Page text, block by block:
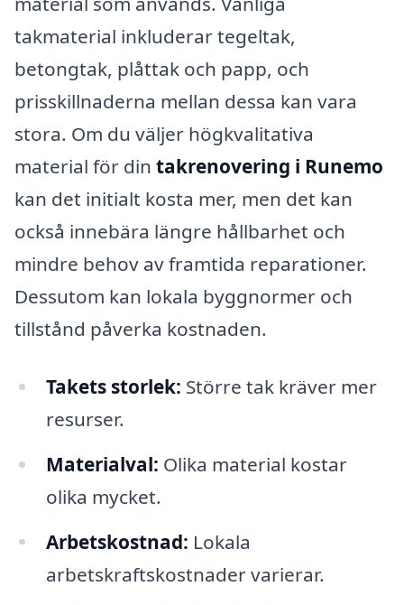
takmaterial inkluderar tegeltak,
betongtak, plåttak och papp, och
prisskillnaderna mellan dessa kan vara
stora. Om du väljer högkvalitativa
material för din takrenovering i Runemo
kan det initialt kosta mer, men det kan
också innebära längre hållbarhet och
mindre behov av framtida reparationer.
Dessutom kan lokala byggnormer och
tillstånd påverka kostnaden.
Takets storlek: Större tak kräver mer
resurser.
Materialval: Olika material kostar
olika mycket.
Arbetskostnad: Lokala
arbetskraftskostnader varierar.